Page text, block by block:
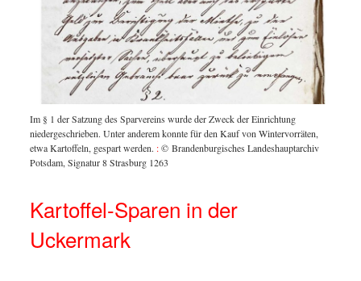
Im § 1 der Satzung des Sparvereins wurde der Zweck der Einrichtung
niedergeschrieben. Unter anderem konnte für den Kauf von Wintervorräten,
etwa Kartoffeln, gespart werden. :© Brandenburgisches Landeshauptarchiv
Potsdam, Signatur 8 Strasburg 1263
Kartoffel-Sparen in der
Uckermark